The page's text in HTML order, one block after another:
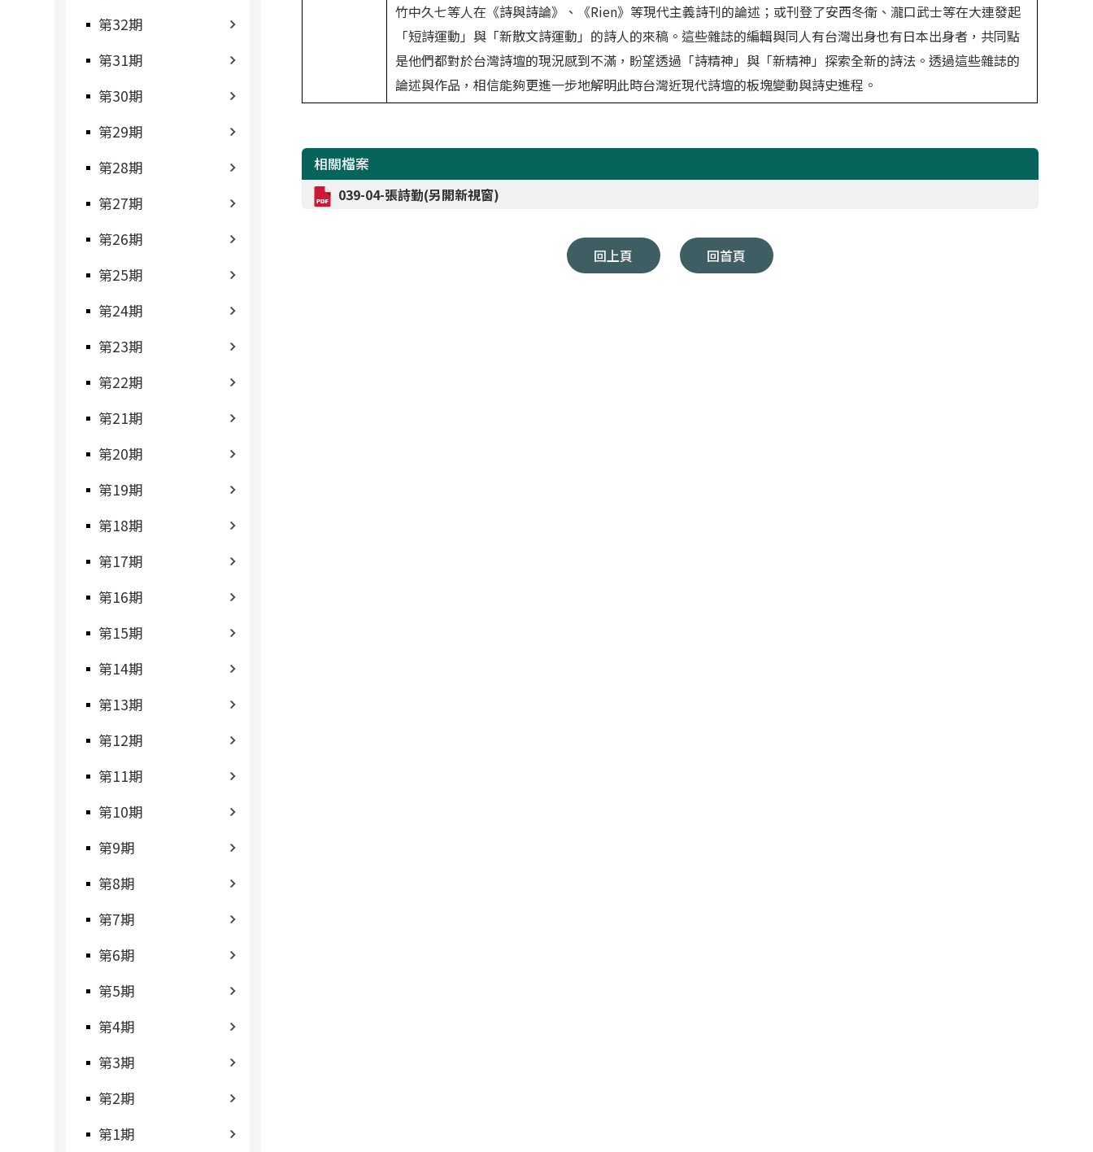
第32期
第31期
第30期
第29期
第28期
第27期
第26期
第25期
第24期
第23期
第22期
第21期
第20期
第19期
第18期
第17期
第16期
第15期
第14期
第13期
第12期
第11期
第10期
第9期
第8期
第7期
第6期
第5期
第4期
第3期
第2期
第1期
竹中久七等人在《詩與詩論》、《Rien》等現代主義詩刊的論述；或刊登了安西冬衛、瀧口武士等在大連發起
「短詩運動」與「新散文詩運動」的詩人的來稿。這些雜誌的編輯與同人有台灣出身也有日本出身者，共同點
是他們都對於台灣詩壇的現況感到不滿，盼望透過「詩精神」與「新精神」探索全新的詩法。透過這些雜誌的
論述與作品，相信能夠更進一步地解明此時台灣近現代詩壇的板塊變動與詩史進程。
相關檔案
039-04-張詩勤(另開新視窗)
回上頁 回首頁